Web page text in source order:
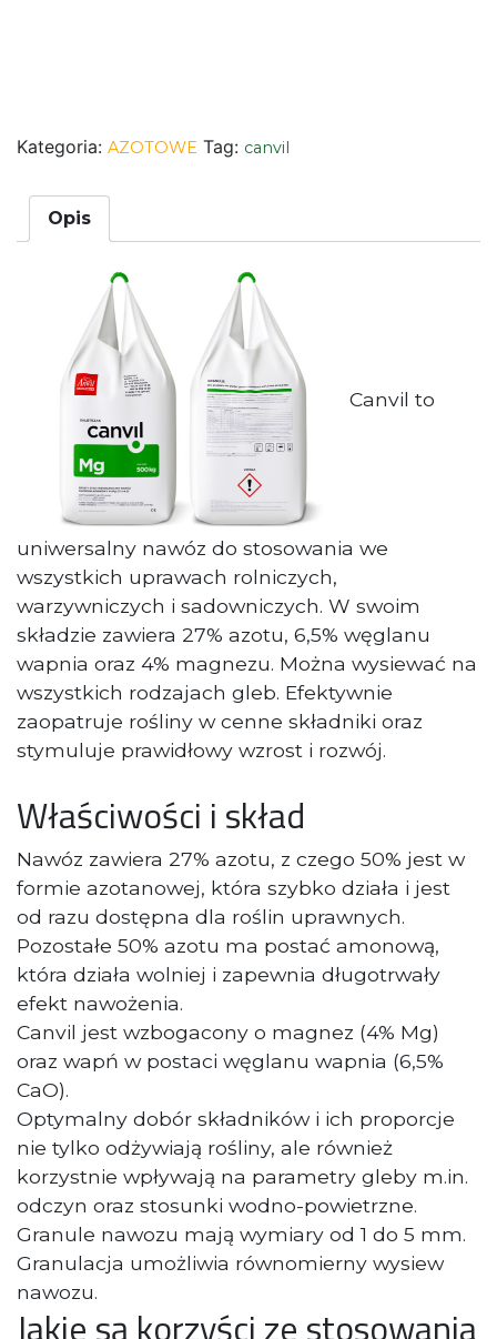
Kategoria: AZOTOWE Tag: canvil
Opis
Canvil to
uniwersalny nawóz do stosowania we
wszystkich uprawach rolniczych,
warzywniczych i sadowniczych. W swoim
składzie zawiera 27% azotu, 6,5% węglanu
wapnia oraz 4% magnezu. Można wysiewać na
wszystkich rodzajach gleb. Efektywnie
zaopatruje rośliny w cenne składniki oraz
stymuluje prawidłowy wzrost i rozwój.
Właściwości i skład
Nawóz zawiera 27% azotu, z czego 50% jest w
formie azotanowej, która szybko działa i jest
od razu dostępna dla roślin uprawnych.
Pozostałe 50% azotu ma postać amonową,
która działa wolniej i zapewnia długotrwały
efekt nawożenia.
Canvil jest wzbogacony o magnez (4% Mg)
oraz wapń w postaci węglanu wapnia (6,5%
CaO).
Optymalny dobór składników i ich proporcje
nie tylko odżywiają rośliny, ale również
korzystnie wpływają na parametry gleby m.in.
odczyn oraz stosunki wodno-powietrzne.
Granule nawozu mają wymiary od 1 do 5 mm.
Granulacja umożliwia równomierny wysiew
nawozu.
Jakie są korzyści ze stosowania